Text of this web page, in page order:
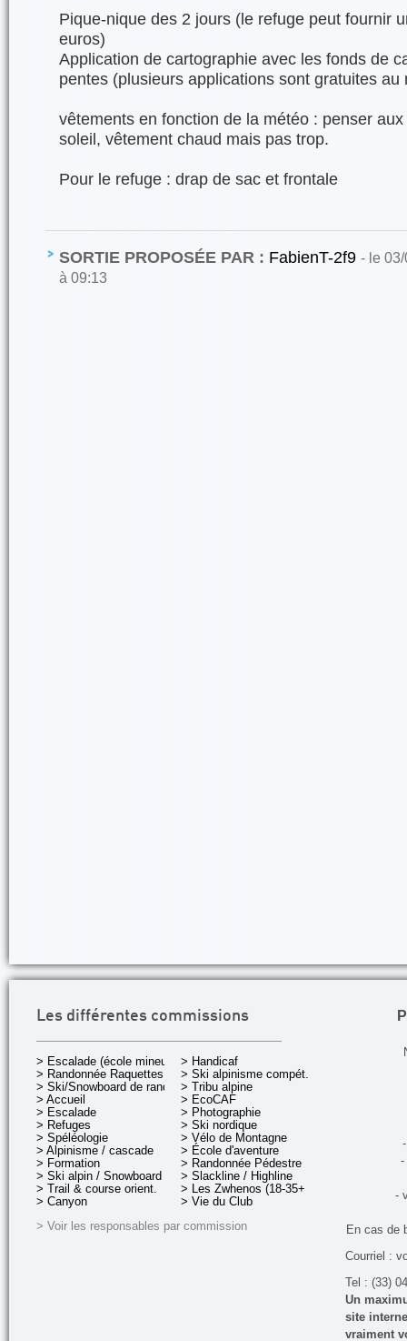
Pique-nique des 2 jours (le refuge peut fournir
euros)
Application de cartographie avec les fonds de
pentes (plusieurs applications sont gratuites au
vêtements en fonction de la météo : penser
soleil, vêtement chaud mais pas trop.
Pour le refuge : drap de sac et frontale
SORTIE PROPOSÉE PAR : FabienT-2f9 - le
à 09:13
Les différentes commissions
> Escalade (école mineurs)
> Randonnée Raquettes
> Ski/Snowboard de rando.
> Accueil
> Escalade
> Refuges
> Spéléologie
> Alpinisme / cascade
> Formation
> Ski alpin / Snowboard
> Trail & course orient.
> Canyon
> Handicaf
> Ski alpinisme compét.
> Tribu alpine
> EcoCAF
> Photographie
> Ski nordique
> Vélo de Montagne
> École d'aventure
> Randonnée Pédestre
> Slackline / Highline
> Les Zwhenos (18-35+ ans)
> Vie du Club
> Voir les responsables par commission
-
-
En cas de
Courriel :
Tel : (33)
Un
site
vraiment